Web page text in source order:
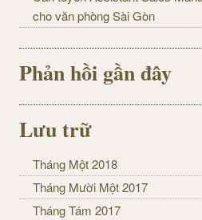
cho văn phòng Sài Gòn
Phản hồi gần đây
Lưu trữ
Tháng Một 2018
Tháng Mười Một 2017
Tháng Tám 2017